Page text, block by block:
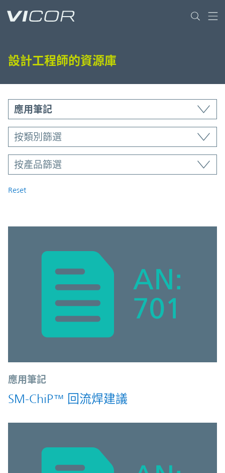
設計工程師的資源庫
資料庫
按類型篩選
按類別篩選
按產品篩選
按產品篩選
Reset
應用筆記
SM-ChiP™ 回流焊建議